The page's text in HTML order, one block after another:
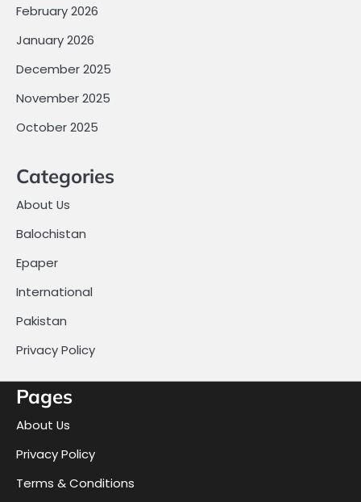
February 2026
January 2026
December 2025
November 2025
October 2025
Categories
About Us
Balochistan
Epaper
International
Pakistan
Privacy Policy
Pages
About Us
Privacy Policy
Terms & Conditions